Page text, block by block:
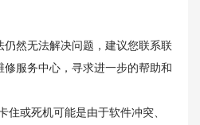
然无法解决问题，建议您联系联
服务中心，寻求进一步的帮助和
或死机可能是由于软件冲突、